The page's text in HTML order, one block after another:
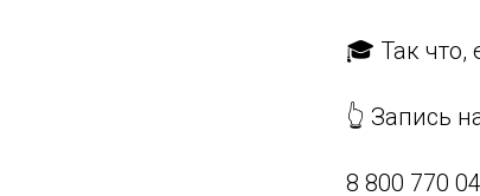
🎓 Так что,
👆 Запись
8 800 770